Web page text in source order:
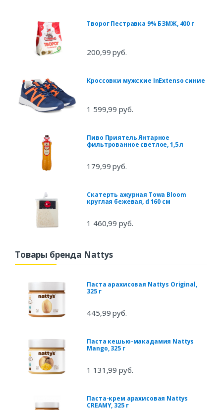
Творог Пестравка 9% БЗМЖ, 400 г
200,99 руб.
Кроссовки мужские InExtenso синие
1 599,99 руб.
Пиво Приятель Янтарное
фильтрованное светлое, 1,5 л
179,99 руб.
Скатерть ажурная Towa Bloom
круглая бежевая, d 160 см
1 460,99 руб.
Товары бренда Nattys
Паста арахисовая Nattys Original,
325 г
445,99 руб.
Паста кешью-макадамия Nattys
Mango, 325 г
1 131,99 руб.
Паста-крем арахисовая Nattys
CREAMY, 325 г